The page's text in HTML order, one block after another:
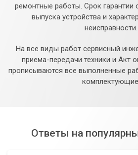
ремонтные работы. Срок гарантии
выпуска устройства и
неисправности.
На все виды работ сервисный
приема-передачи техники и Акт
прописываются все выполненные
Ответы на